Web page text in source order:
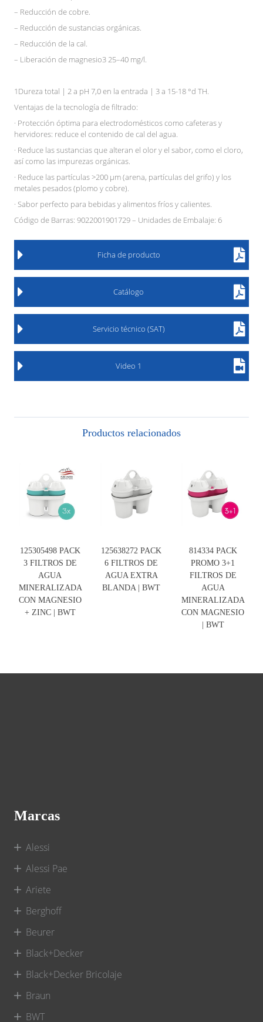
– Reducción de cobre.
– Reducción de sustancias orgánicas.
– Reducción de la cal.
– Liberación de magnesio3 25–40 mg/l.
1Dureza total | 2 a pH 7,0 en la entrada | 3 a 15-18 °d TH.
Ventajas de la tecnología de filtrado:
· Protección óptima para electrodomésticos como cafeteras y
hervidores: reduce el contenido de cal del agua.
· Reduce las sustancias que alteran el olor y el sabor, como el cloro,
así como las impurezas orgánicas.
· Reduce las partículas >200 μm (arena, partículas del grifo) y los
metales pesados (plomo y cobre).
· Sabor perfecto para bebidas y alimentos fríos y calientes.
Código de Barras: 9022001901729 – Unidades de Embalaje: 6
Ficha de producto
Catálogo
Servicio técnico (SAT)
Video 1
Productos relacionados
125305498 PACK
3 FILTROS DE
AGUA
MINERALIZADA
CON MAGNESIO
+ ZINC | BWT
125638272 PACK
6 FILTROS DE
AGUA EXTRA
BLANDA | BWT
814334 PACK
PROMO 3+1
FILTROS DE
AGUA
MINERALIZADA
CON MAGNESIO
| BWT
Marcas
Alessi
Alessi Pae
Ariete
Berghoff
Beurer
Black+Decker
Black+Decker Bricolaje
Braun
BWT